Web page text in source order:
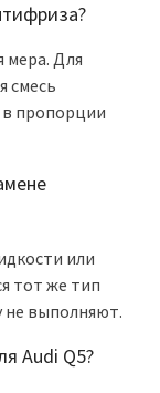
мера. Для
смесь
пропорции
или
тот же тип
не выполняют.
Audi Q5?